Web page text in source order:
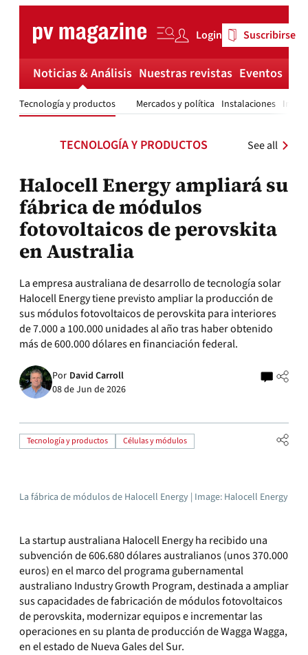
content
Login Suscribirse
Noticias & Análisis
Mercados y política
Tecnología y productos Instalaciones
Nuestras revistas Eventos
TECNOLOGÍA Y PRODUCTOS See all
Halocell Energy ampliará su
fábrica de módulos
fotovoltaicos de perovskita
en Australia
La empresa australiana de desarrollo de tecnología solar
Halocell Energy tiene previsto ampliar la producción de
sus módulos fotovoltaicos de perovskita para interiores
de 7.000 a 100.000 unidades al año tras haber obtenido
más de 600.000 dólares en financiación federal.
Por David Carroll
08 de Jun de 2026
Tecnología y productos Células y módulos
La fábrica de módulos de Halocell Energy | Image: Halocell Energy
La startup australiana Halocell Energy ha recibido una
subvención de 606.680 dólares australianos (unos 370.000
euros) en el marco del programa gubernamental
australiano Industry Growth Program, destinada a ampliar
sus capacidades de fabricación de módulos fotovoltaicos
de perovskita, modernizar equipos e incrementar las
operaciones en su planta de producción de Wagga Wagga,
en el estado de Nueva Gales del Sur.